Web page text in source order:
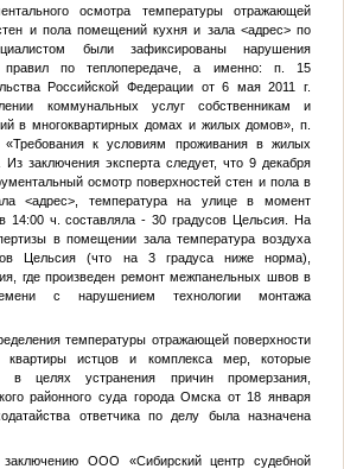
осмотра температуры отражающей
и пола помещений кухня и зала <адрес>по
были зафиксированы нарушения
по теплопередаче, а именно: п. 15
Российской Федерации от 6 мая 2011 г.
коммунальных услуг собственникам и
в многоквартирных домах и жилых домов», п.
к условиям проживания в жилых
заключения эксперта следует, что 9 декабря
осмотр поверхностей стен и пола в
<адрес> , температура на улице в момент
14:00 ч. составляла - 30 градусов Цельсия. На
в помещении зала температура воздуха
Цельсия (что на 3 градуса ниже норма),
где произведен ремонт межпанельных швов в
с нарушением технологии монтажа
температуры отражающей поверхности
истцов и комплекса мер, которые
в целях устранения причин промерзания,
районного суда города Омска от 18 января
ответчика по делу была назначена
ООО «Сибирский центр судебной